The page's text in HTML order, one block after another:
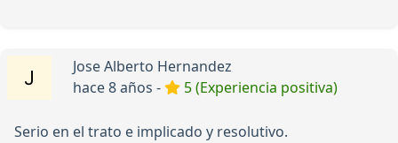
Jose Alberto Hernandez
hace 8 años -
5 (Experiencia positiva)
Serio en el trato e implicado y resolutivo.